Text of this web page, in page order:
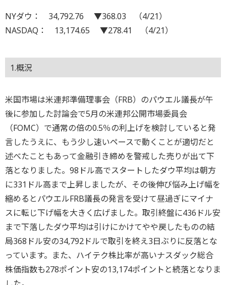
NYダウ： 34,792.76 ▼368.03 （4/21）
NASDAQ： 13,174.65 ▼278.41 （4/21）
1.概況
米国市場は米連邦準備理事会（FRB）のパウエル議長が午
後に参加した討論会で5月の米連邦公開市場委員会
（FOMC）で通常の倍の0.5％の利上げを検討していると発
言したうえに、もう少し速いペースで動くことが適切だと
述べたこともあって金融引き締めを警戒した売りが出て下
落となりました。98ドル高でスタートしたダウ平均は朝方
に331ドル高まで上昇しましたが、その後伸び悩み上げ幅を
縮めるとパウエルFRB議長の発言を受けて昼過ぎにマイナ
スに転じ下げ幅を大きく広げました。取引終盤に436ドル安
まで下落したダウ平均は引けにかけてやや戻したものの結
局368ドル安の34,792ドルで取引を終え3日ぶりに反落とな
っています。また、ハイテク株比率が高いナスダック総合
株価指数も278ポイント安の13,174ポイントと続落となりま